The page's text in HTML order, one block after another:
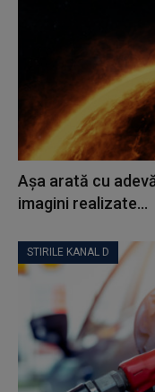
Așa arată cu
imagini realizate...
STIRILE KANAL D